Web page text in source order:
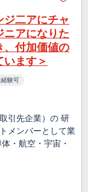
ジ二アにチャ
ニアになりた
、付加価値の
ます＞
経験可
引先企業）の 研
メンバーとして業
・航空・宇宙・